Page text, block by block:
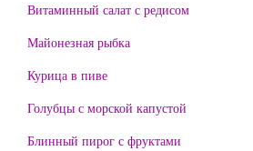
Витаминный салат с редисом
Майонезная рыбка
Курица в пиве
Голубцы с морской капустой
Блинный пирог с фруктами